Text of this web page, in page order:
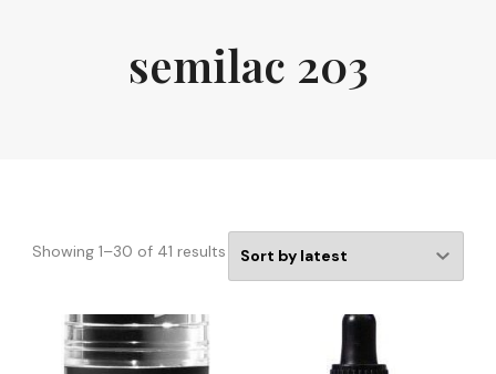
semilac 203
Showing 1–30 of 41 results